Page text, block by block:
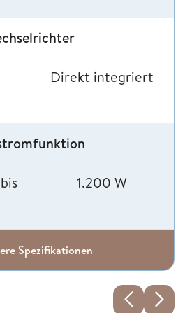
Direkt integriert
1.200 W
Spezifikationen